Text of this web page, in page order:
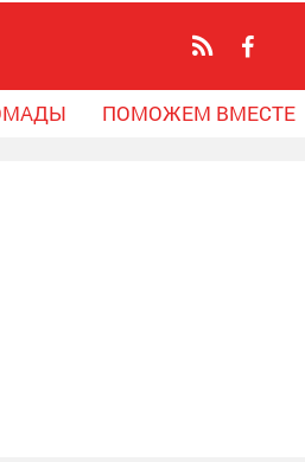
ПОМОЖЕМ ВМЕСТЕ